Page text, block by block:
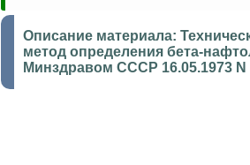
Описание материала:
метод определения бета-
Минздравом СССР 16.05.1973 N